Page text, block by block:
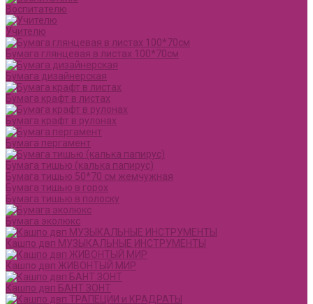
Воспитателю
Учителю
Бумага глянцевая в листах 100*70см
Бумага дизайнерская
Бумага крафт в листах
Бумага крафт в рулонах
Бумага пергамент
Бумага тишью (калька папирус)
Бумага тишью 50*70 см жемчужная
Бумага тишью в горох
Бумага тишью в полоску
Бумага эколюкс
Кашпо двп МУЗЫКАЛЬНЫЕ ИНСТРУМЕНТЫ
Кашпо двп ЖИВОНТЫЙ МИР
Кашпо двп БАНТ ЗОНТ